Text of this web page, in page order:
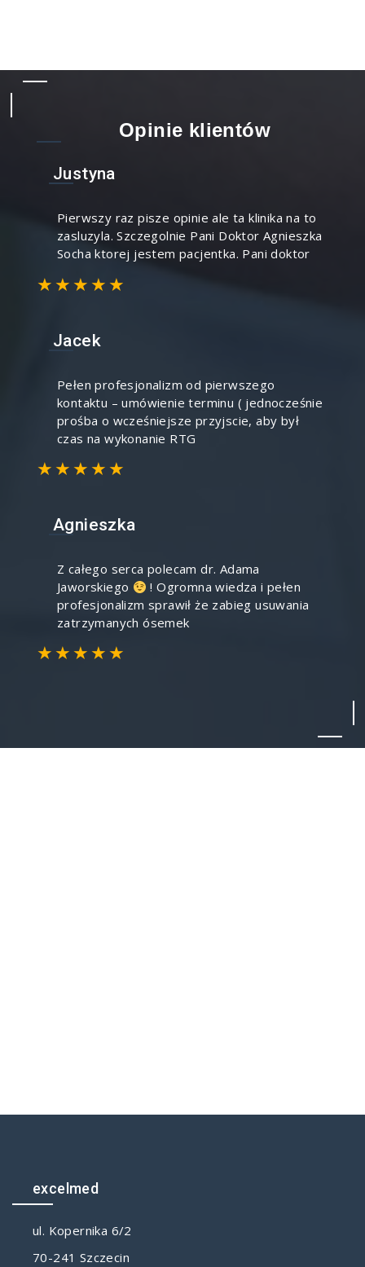
Opinie klientów
Justyna
Pierwszy raz pisze opinie ale ta klinika na to
zasluzyla. Szczegolnie Pani Doktor Agnieszka
Socha ktorej jestem pacjentka. Pani doktor
★★★★★
Jacek
Pełen profesjonalizm od pierwszego
kontaktu – umówienie terminu ( jednocześnie
prośba o wcześniejsze przyjscie, aby był
czas na wykonanie RTG
★★★★★
Agnieszka
Z całego serca polecam dr. Adama
Jaworskiego
! Ogromna wiedza i pełen
profesjonalizm sprawił że zabieg usuwania
zatrzymanych ósemek
★★★★★
excelmed
ul. Kopernika 6/2
70-241 Szczecin